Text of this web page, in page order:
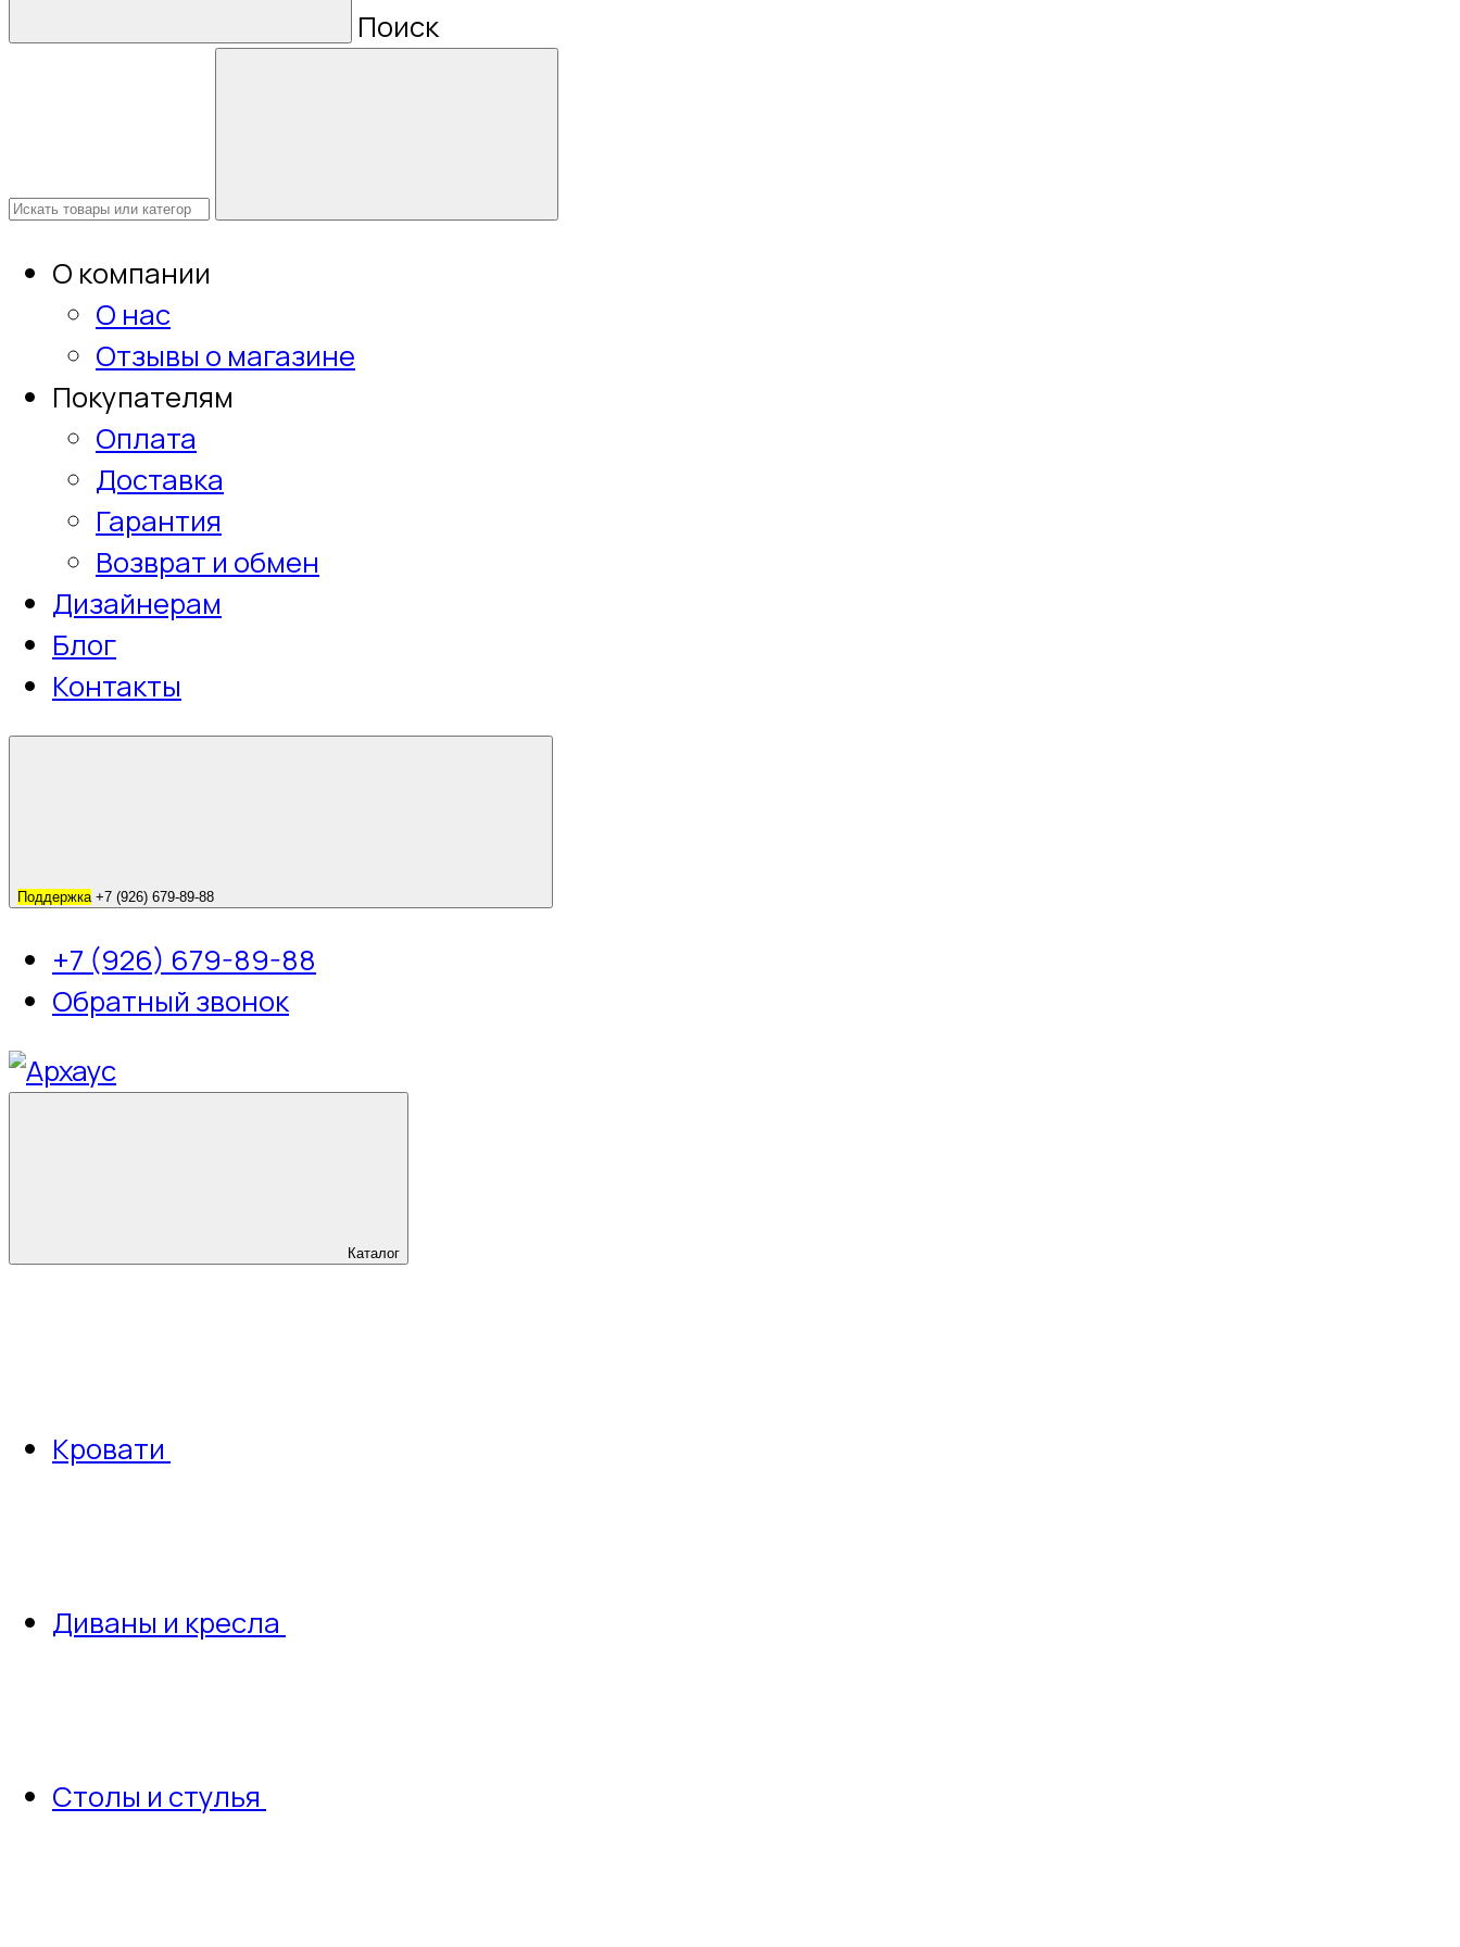
Поиск
О компании
О нас
Отзывы о магазине
Покупателям
Оплата
Доставка
Гарантия
Возврат и обмен
Дизайнерам
Блог
Контакты
Поддержка +7 (926) 679-89-88
+7 (926) 679-89-88
Обратный звонок
Каталог
Кровати
Диваны и кресла
Столы и стулья